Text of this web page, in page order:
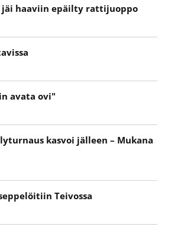
jäi haaviin epäilty rattijuoppo
avata ovi"
kasvoi jälleen – Mukana
Teivossa